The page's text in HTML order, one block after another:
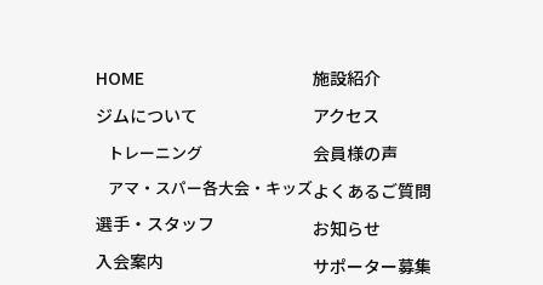
HOME
ジムについて
トレーニング
アマ・スパー各大会・キッズ
選手・スタッフ
入会案内
施設紹介
アクセス
会員様の声
よくあるご質問
お知らせ
サポーター募集